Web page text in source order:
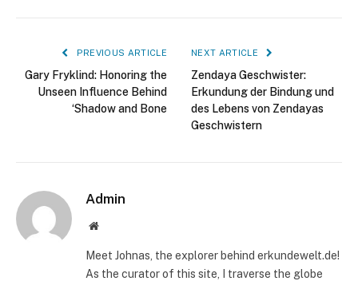
PREVIOUS ARTICLE
Gary Fryklind: Honoring the
Unseen Influence Behind
‘Shadow and Bone
NEXT ARTICLE
Zendaya Geschwister:
Erkundung der Bindung und
des Lebens von Zendayas
Geschwistern
Admin
Website
Meet Johnas, the explorer behind erkundewelt.de!
As the curator of this site, I traverse the globe